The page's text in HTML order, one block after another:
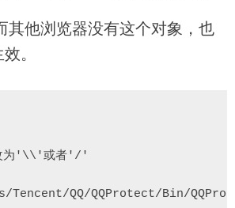
其他浏览器没有这个对象，也
。
'\\'或者'/'
Tencent/QQ/QQProtect/Bin/